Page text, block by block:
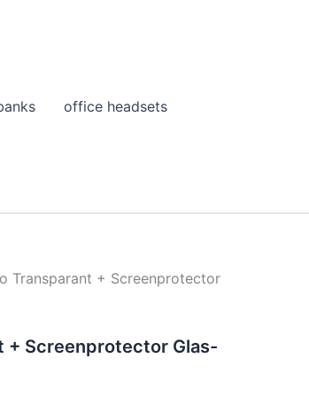
office headsets
Transparant + Screenprotector
+ Screenprotector Glas-